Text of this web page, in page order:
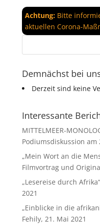
Achtung:Bitte
aktuellen Corona-
Demnächst bei
Derzeit sind keine
Interessante
MITTELMEER-
Podiumsdiskussion am
„Mein Wort an die
Filmvortrag und
„Lesereise durch
2021
„Einblicke in die
Fehily, 21. Mai 2021